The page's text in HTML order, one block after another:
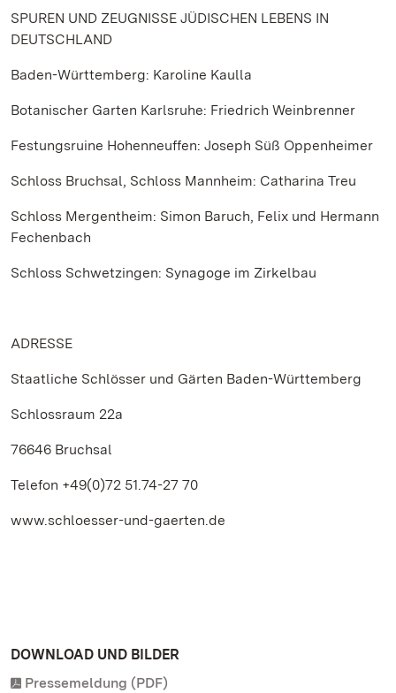
SPUREN UND ZEUGNISSE JÜDISCHEN LEBENS IN
DEUTSCHLAND
Baden-Württemberg: Karoline Kaulla
Botanischer Garten Karlsruhe: Friedrich Weinbrenner
Festungsruine Hohenneuffen: Joseph Süß Oppenheimer
Schloss Bruchsal, Schloss Mannheim: Catharina Treu
Schloss Mergentheim: Simon Baruch, Felix und Hermann
Fechenbach
Schloss Schwetzingen: Synagoge im Zirkelbau
ADRESSE
Staatliche Schlösser und Gärten Baden-Württemberg
Schlossraum 22a
76646 Bruchsal
Telefon +49(0)72 51.74-27 70
www.schloesser-und-gaerten.de
DOWNLOAD UND BILDER
Pressemeldung (PDF)